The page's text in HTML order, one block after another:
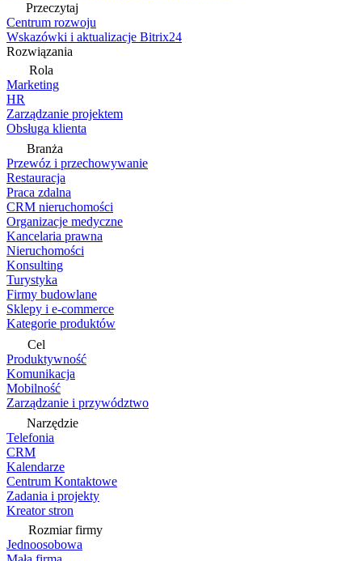
Przeczytaj
Centrum rozwoju
Wskazówki i aktualizacje Bitrix24
Rozwiązania
Rola
Marketing
HR
Zarządzanie projektem
Obsługa klienta
Branża
Przewóz i przechowywanie
Restauracja
Praca zdalna
CRM nieruchomości
Organizacje medyczne
Kancelaria prawna
Nieruchomości
Konsulting
Turystyka
Firmy budowlane
Sklepy i e-commerce
Kategorie produktów
Cel
Produktywność
Komunikacja
Mobilność
Zarządzanie i przywództwo
Narzędzie
Telefonia
CRM
Kalendarze
Centrum Kontaktowe
Zadania i projekty
Kreator stron
Rozmiar firmy
Jednoosobowa